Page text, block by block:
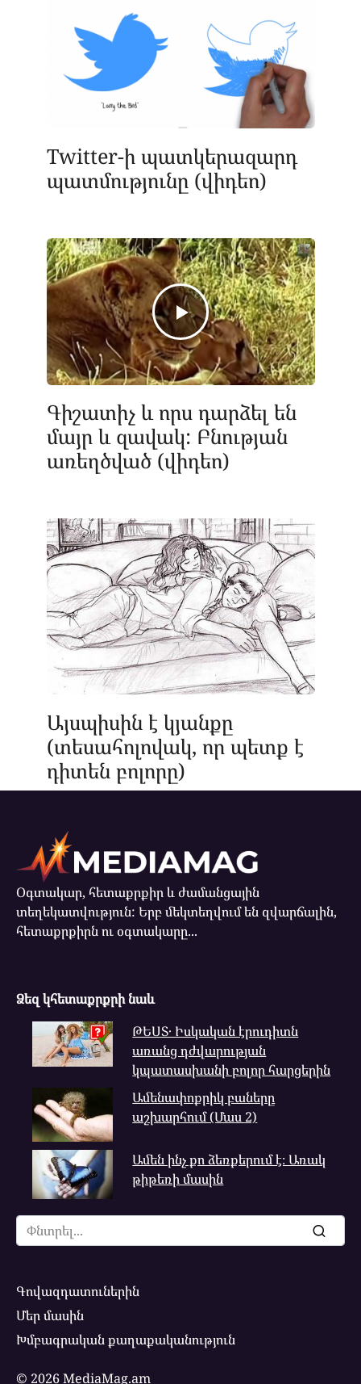
Twitter-ի պատկերազարդ
պատմությունը (վիդեո)
Գիշատիչ և որս դարձել են
մայր և զավակ: Բնության
առեղծված (վիդեո)
Այսպիսին է կյանքը
(տեսահոլովակ, որ պետք է
դիտեն բոլորը)
Օգտակար, հետաքրքիր և ժամանցային
տեղեկատվություն: Երբ մեկտեղվում են զվարճալին,
հետաքրքիրն ու օգտակարը...
Ձեզ կհետաքրքրի նաև
ԹԵՍՏ․ Իսկական էրուդիտն
առանց դժվարության
կպատասխանի բոլոր հարցերին
Ամենափոքրիկ բաները
աշխարհում (Մաս 2)
Ամեն ինչ քո ձեռքերում է։ Առակ
թիթեռի մասին
Search
for:
Գովազդատուներին
Մեր մասին
Խմբագրական քաղաքականություն
© 2026 MediaMag.am